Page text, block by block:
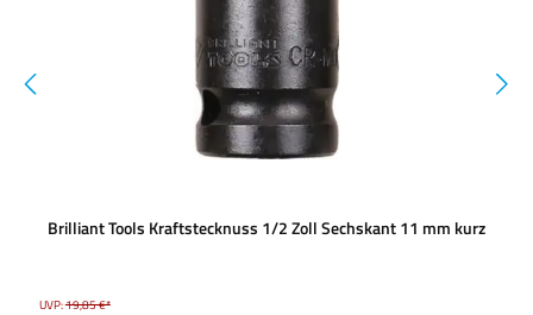
Brilliant Tools Kraftstecknuss 1/2 Zoll Sechskant 11 mm kurz
UVP:19,85 €*